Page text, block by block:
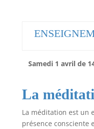
Samedi 1 avril de
La
La méditation est un
présence consciente